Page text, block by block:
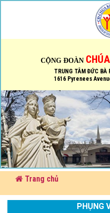
CỘNG ĐOÀN
TRUNG TÂM ĐỨC BÀ
1616 Pyrenees
Trang chủ
PHỤNG